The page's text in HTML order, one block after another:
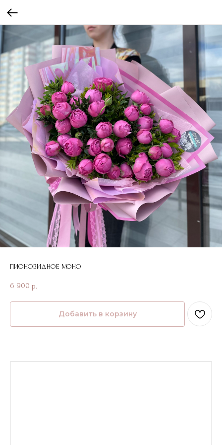
ПИОНОВИДНОЕ МОНО
6 900 р.
Добавить в корзину